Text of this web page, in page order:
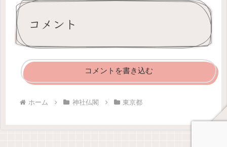
コメント
コメントを書き込む
ホーム 神社仏閣 東京都